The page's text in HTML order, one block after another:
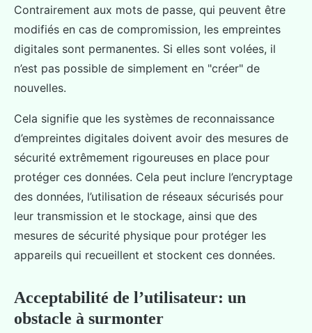
Contrairement aux mots de passe, qui peuvent être
modifiés en cas de compromission, les empreintes
digitales sont permanentes. Si elles sont volées, il
n’est pas possible de simplement en "créer" de
nouvelles.
Cela signifie que les systèmes de reconnaissance
d’empreintes digitales doivent avoir des mesures de
sécurité extrêmement rigoureuses en place pour
protéger ces données. Cela peut inclure l’encryptage
des données, l’utilisation de réseaux sécurisés pour
leur transmission et le stockage, ainsi que des
mesures de sécurité physique pour protéger les
appareils qui recueillent et stockent ces données.
Acceptabilité de l’utilisateur: un
obstacle à surmonter